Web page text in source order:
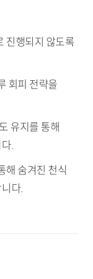
진행되지 않도록
회피 전략을
유지를 통해
.
해 숨겨진 천식
다.